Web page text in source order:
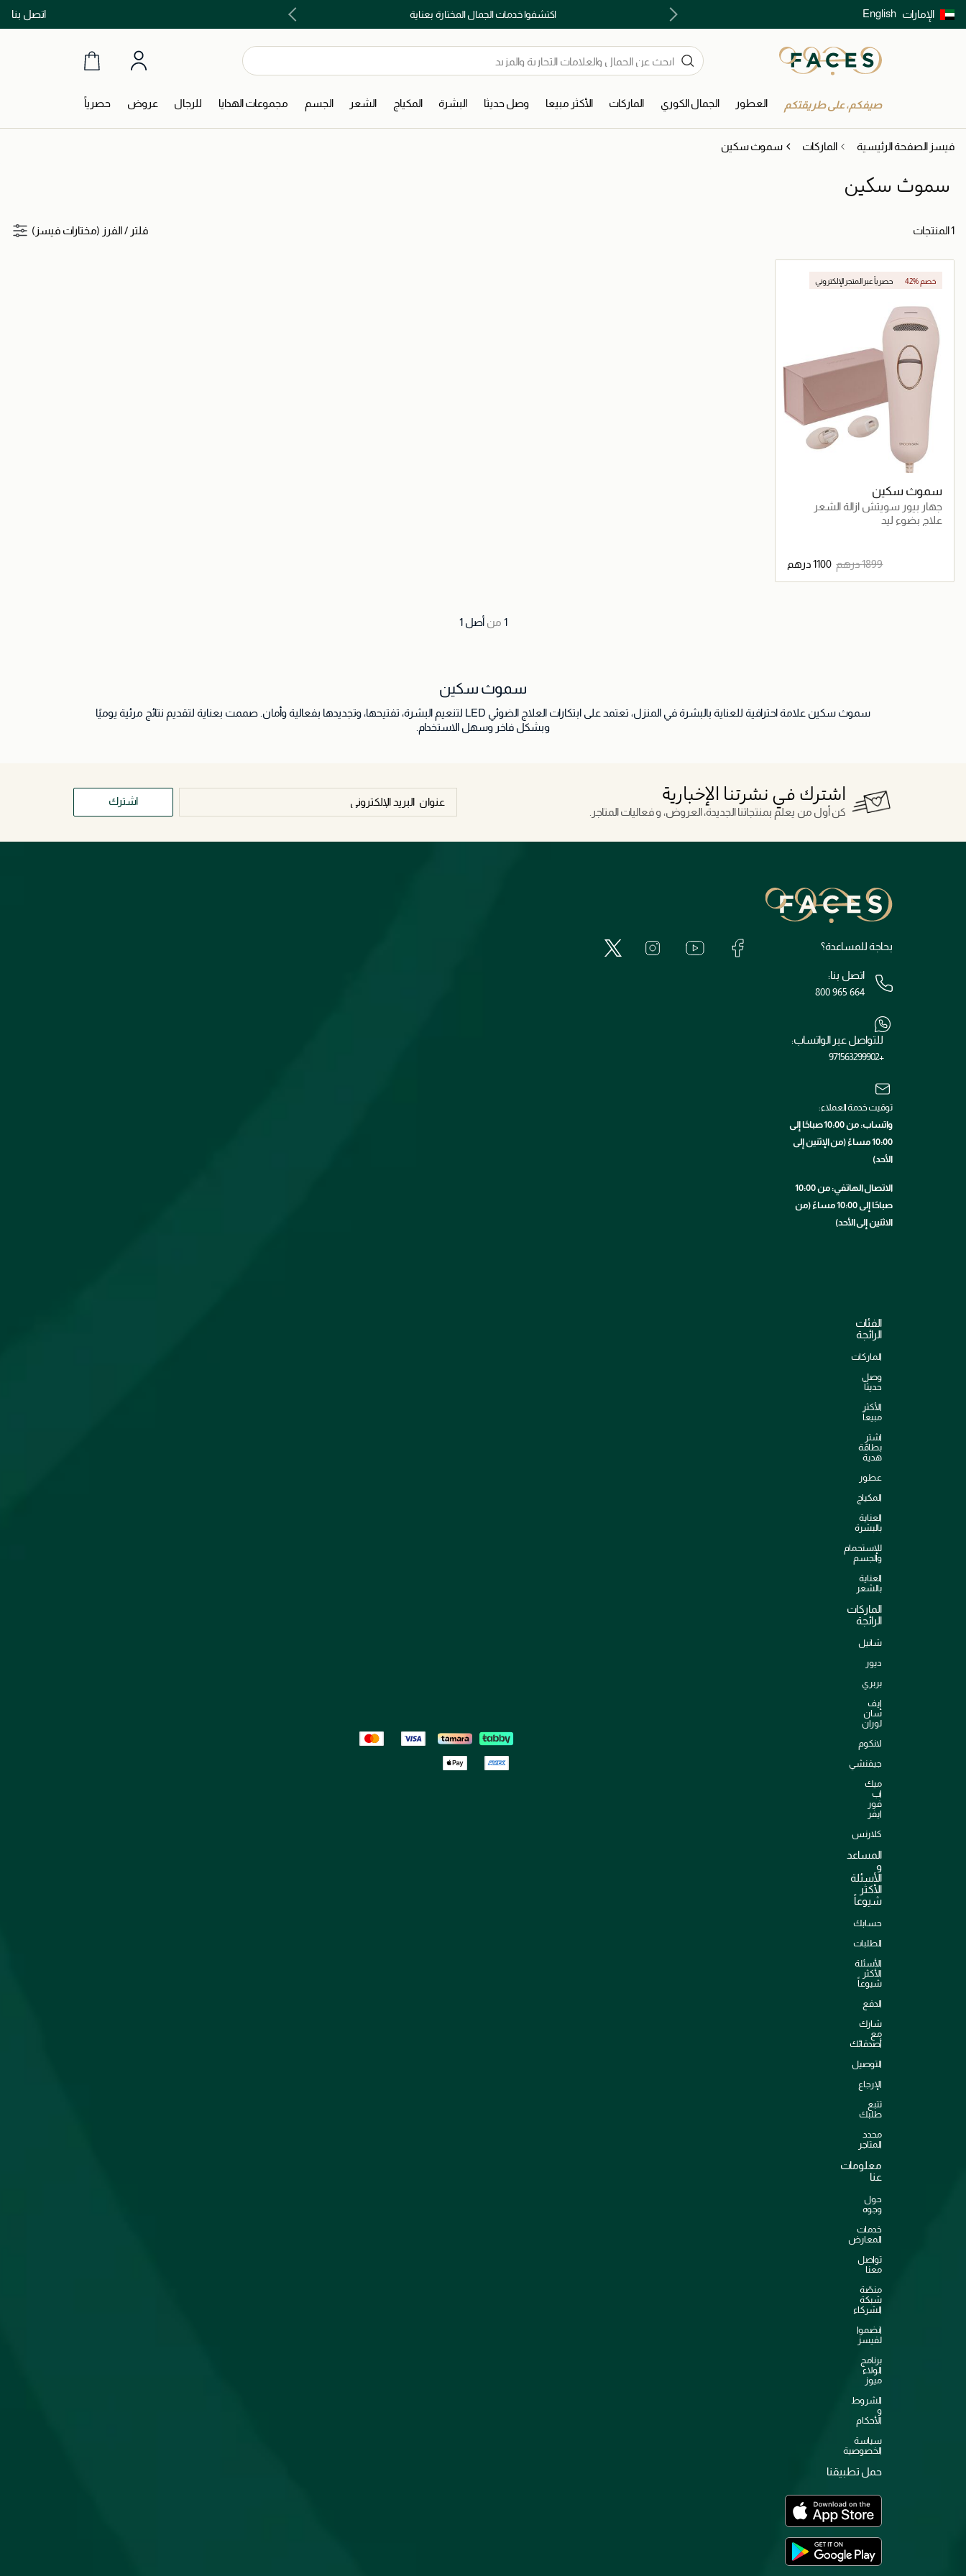
الإمارات English اتصل بنااشتري الآن و ادفع لاحقاً مع تابي و تمارا! اكتشفوا خدمات الجمال المختارة بعناية توصيل سريع على جميع الطلبات ما فوق 299 درهم
صيفكم، على طريقتكم العطور الجمال الكوري الماركات الأكثر مبيعا وصل حديثا البشرة المكياج الشعر الجسم مجموعات الهدايا للرجال عروض حصرياً
فيسز الصفحة الرئيسية الماركات سموث سكين
سموث سكين
1 المنتجات فلتر /الفرز (مختارات فيسز)
42% خصم حصرياً عبر المتجر الإلكتروني
سموث سكين
جهار بيور سويتش ازالة الشعر
بتقنية IPL
علاج بضوء ليد
⁦1899⁩ درهم
1 من أصل 1
سموث سكين
سموث سكين علامة احترافية للعناية بالبشرة في المنزل، تعتمد على ابتكارات العلاج الضوئي LED لتنعيم البشرة، تفتيحها، وتجديدها بفعالية وأمان. صممت بعناية لتقديم نتائج مرئية يوميًا
وبشكل فاخر وسهل الاستخدام.
اشترك في نشرتنا الإخبارية
كن أول من يعلم بمنتجاتنا الجديدة، العروض، و فعاليات المتاجر.
اشترك
بحاجة للمساعدة؟
اتصل بنا:
800 965 664
للتواصل عبر الواتساب:
+971563299902
توقيت خدمة العملاء:
واتساب: من 10:00 صباحًا إلى
10:00 مساءً (من الإثنين إلى
الأحد)
الاتصال الهاتفي: من 10:00
صباحًا إلى 10:00 مساءً (من
الاثنين إلى الأحد)
الفئات
الرائجة
الماركات
وصل
حديثاً
الأكثر
مبيعاً
اشترِ
بطاقة
هدية
عطور
المكياج
العناية
بالبشرة
للإستحمام
والجسم
العناية
بالشعر
الماركات
الرائجة
شانيل
ديور
بربري
إيف
سان
لوران
لانكوم
جيفنشي
ميك
اب
فور
ايفر
كلارنس
المساعد
و
الأسئلة
الأكثر
شيوعاً
حسابك
الطلبات
الأسئلة
الأكثر
شيوعاً
الدفع
شارك
مع
أصدقائك
التوصيل
الإرجاع
تتبع
طلبك
محدد
المتاجر
معلومات
عنا
حول
وجوه
خدمات
المعارض
تواصل
معنا
منصّة
شبكة
الشركاء
انضموا
لفيسز
برنامج
الولاء
ميوز
الشروط
و
الأحكام
سياسة
الخصوصية
حمل تطبيقنا